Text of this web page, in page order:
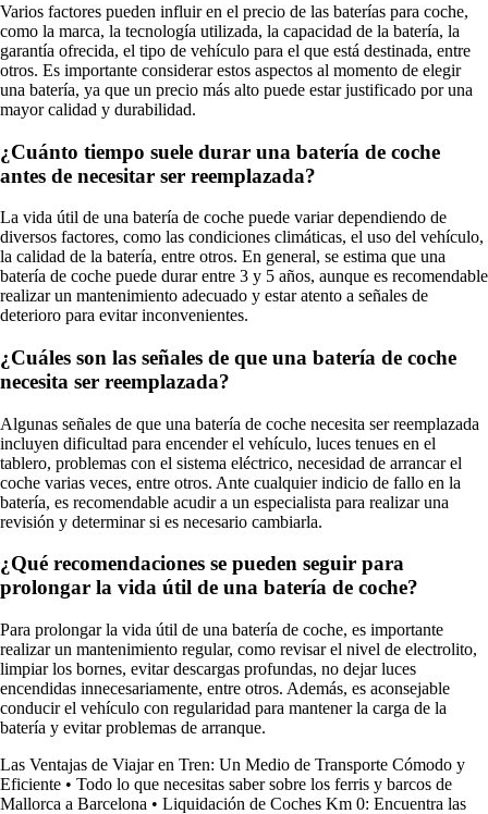
Varios factores pueden influir en el precio de las baterías para coche,
como la marca, la tecnología utilizada, la capacidad de la batería, la
garantía ofrecida, el tipo de vehículo para el que está destinada, entre
otros. Es importante considerar estos aspectos al momento de elegir
una batería, ya que un precio más alto puede estar justificado por una
mayor calidad y durabilidad.
¿Cuánto tiempo suele durar una batería de coche
antes de necesitar ser reemplazada?
La vida útil de una batería de coche puede variar dependiendo de
diversos factores, como las condiciones climáticas, el uso del vehículo,
la calidad de la batería, entre otros. En general, se estima que una
batería de coche puede durar entre 3 y 5 años, aunque es recomendable
realizar un mantenimiento adecuado y estar atento a señales de
deterioro para evitar inconvenientes.
¿Cuáles son las señales de que una batería de coche
necesita ser reemplazada?
Algunas señales de que una batería de coche necesita ser reemplazada
incluyen dificultad para encender el vehículo, luces tenues en el
tablero, problemas con el sistema eléctrico, necesidad de arrancar el
coche varias veces, entre otros. Ante cualquier indicio de fallo en la
batería, es recomendable acudir a un especialista para realizar una
revisión y determinar si es necesario cambiarla.
¿Qué recomendaciones se pueden seguir para
prolongar la vida útil de una batería de coche?
Para prolongar la vida útil de una batería de coche, es importante
realizar un mantenimiento regular, como revisar el nivel de electrolito,
limpiar los bornes, evitar descargas profundas, no dejar luces
encendidas innecesariamente, entre otros. Además, es aconsejable
conducir el vehículo con regularidad para mantener la carga de la
batería y evitar problemas de arranque.
Las Ventajas de Viajar en Tren: Un Medio de Transporte Cómodo y
Eficiente • Todo lo que necesitas saber sobre los ferris y barcos de
Mallorca a Barcelona • Liquidación de Coches Km 0: Encuentra las